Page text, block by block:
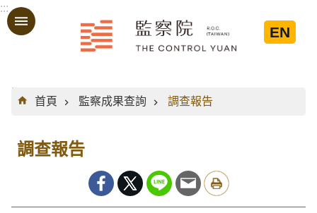
跳到主要內容區塊
:::
EN
:::
首頁
監察成果查詢 調查報告
調查報告